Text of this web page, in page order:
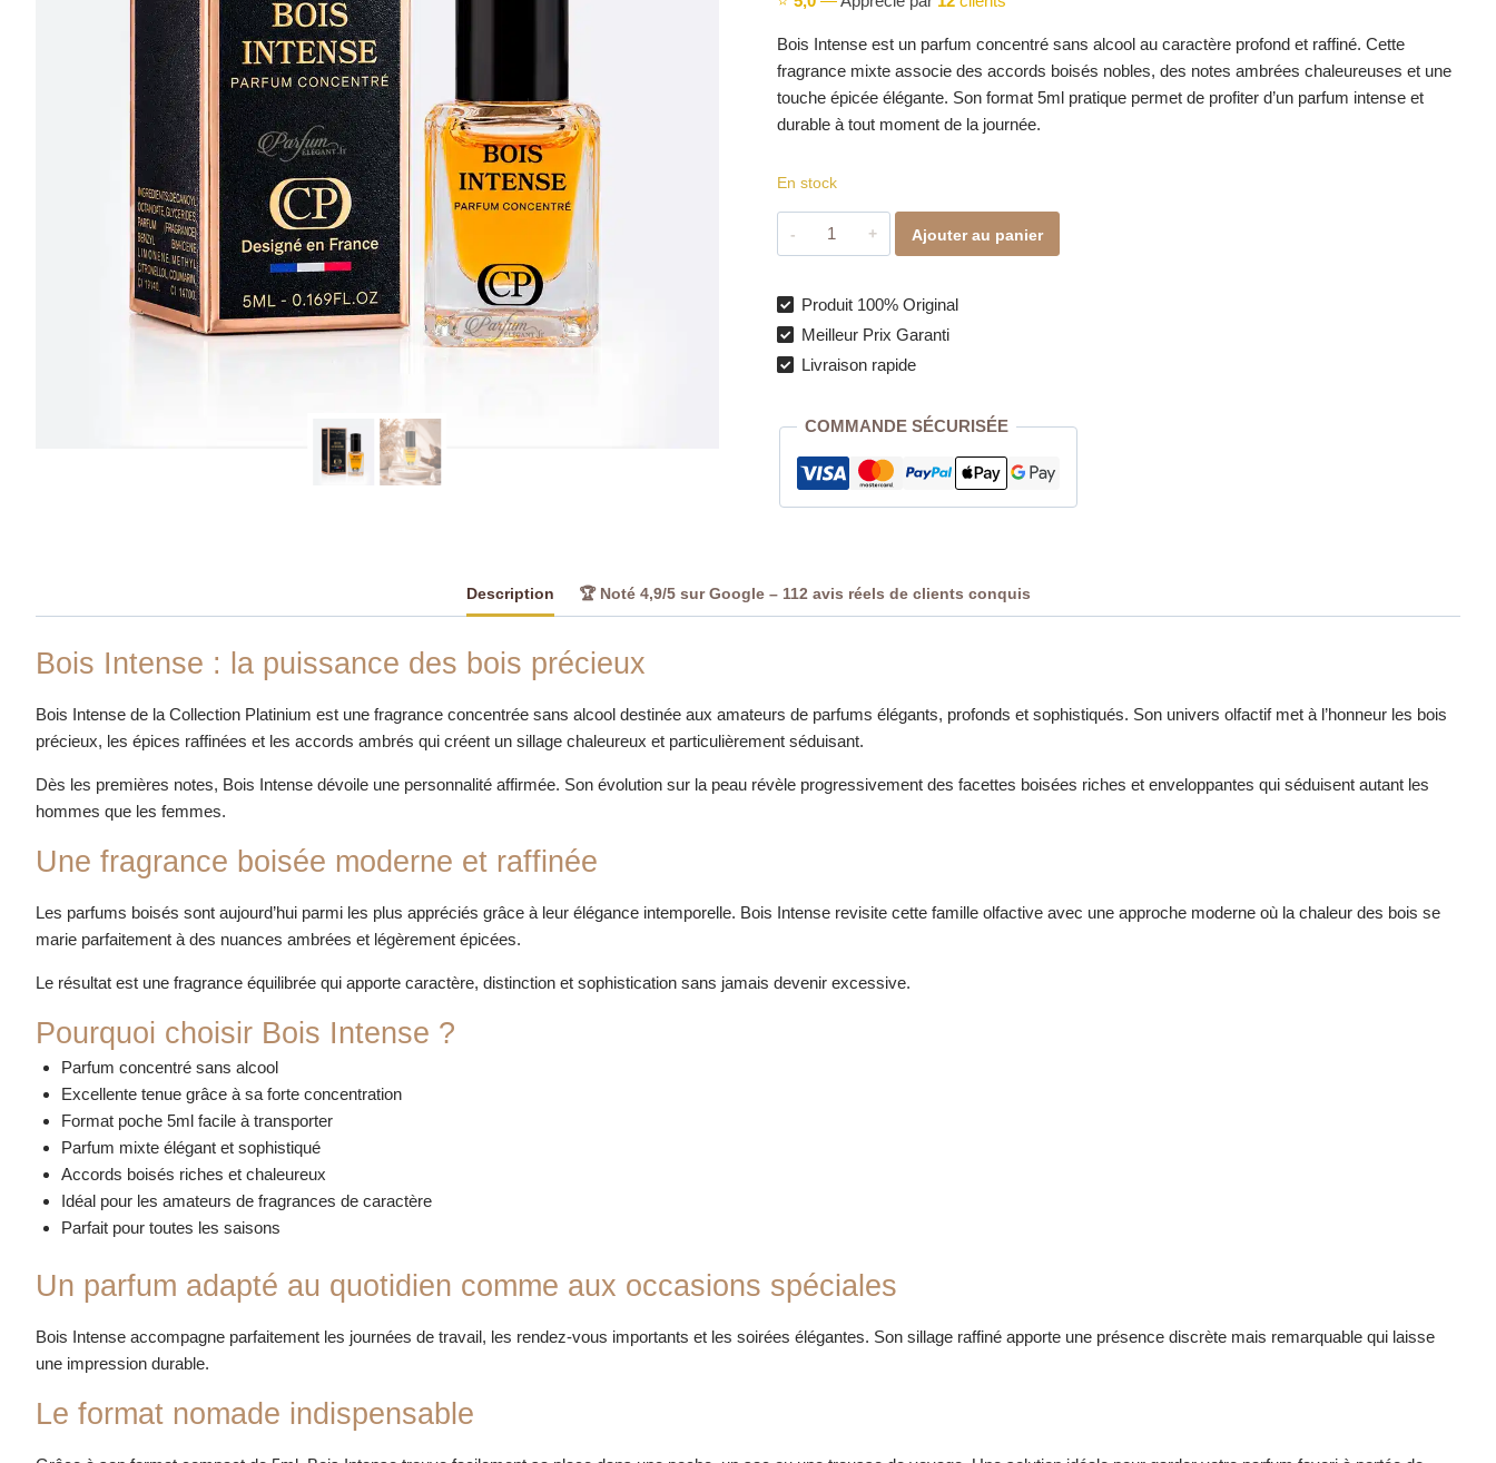
Bois Intense est un parfum concentré sans alcool au caractère profond et raffiné. Cette
fragrance mixte associe des accords boisés nobles, des notes ambrées chaleureuses et une
touche épicée élégante. Son format 5ml pratique permet de profiter d’un parfum intense et
durable à tout moment de la journée.
En stock
quantité
de
Intense
–
Parfum
5ml
Collection
Platinium
Ajouter au panier
Produit 100% Original
Meilleur Prix Garanti
Livraison rapide
COMMANDE SÉCURISÉE
Description 🏆 Noté 4,9/5 sur Google – 112 avis réels de clients conquis
Bois Intense : la puissance des bois précieux
Bois Intense de la Collection Platinium est une fragrance concentrée sans alcool destinée aux amateurs de parfums élégants, profonds et sophistiqués. Son univers olfactif met à l’honneur les bois
précieux, les épices raffinées et les accords ambrés qui créent un sillage chaleureux et particulièrement séduisant.
Dès les premières notes, Bois Intense dévoile une personnalité affirmée. Son évolution sur la peau révèle progressivement des facettes boisées riches et enveloppantes qui séduisent autant les
hommes que les femmes.
Une fragrance boisée moderne et raffinée
Les parfums boisés sont aujourd’hui parmi les plus appréciés grâce à leur élégance intemporelle. Bois Intense revisite cette famille olfactive avec une approche moderne où la chaleur des bois se
marie parfaitement à des nuances ambrées et légèrement épicées.
Le résultat est une fragrance équilibrée qui apporte caractère, distinction et sophistication sans jamais devenir excessive.
Pourquoi choisir Bois Intense ?
Parfum concentré sans alcool
Excellente tenue grâce à sa forte concentration
Format poche 5ml facile à transporter
Parfum mixte élégant et sophistiqué
Accords boisés riches et chaleureux
Idéal pour les amateurs de fragrances de caractère
Parfait pour toutes les saisons
Un parfum adapté au quotidien comme aux occasions spéciales
Bois Intense accompagne parfaitement les journées de travail, les rendez-vous importants et les soirées élégantes. Son sillage raffiné apporte une présence discrète mais remarquable qui laisse
une impression durable.
Le format nomade indispensable